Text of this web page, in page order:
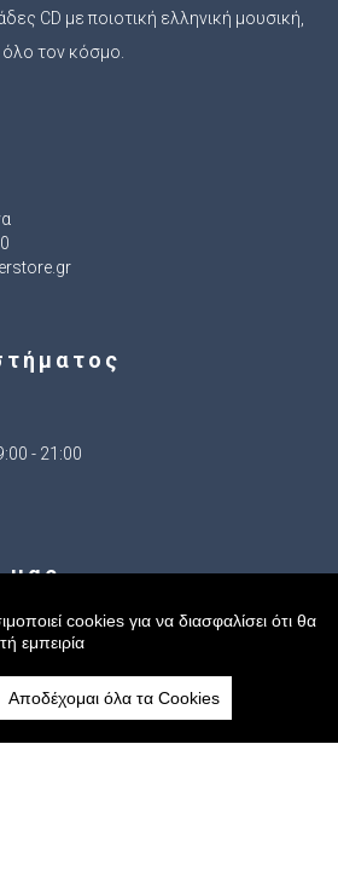
CD με ποιοτική ελληνική μουσική,
τον κόσμο.
- 21:00
μας
cookies για να διασφαλίσει ότι θα
εμπειρία
Αποδέχομαι όλα τα Cookies